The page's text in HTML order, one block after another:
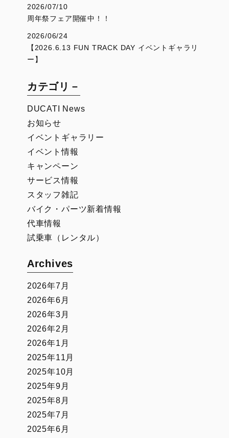
2026/07/10
周年祭フェア開催中！！
2026/06/24
【2026.6.13 FUN TRACK DAY イベントギャラリ
ー】
カテゴリ－
DUCATI News
お知らせ
イベントギャラリー
イベント情報
キャンペーン
サービス情報
スタッフ雑記
バイク・パーツ新着情報
代車情報
試乗車（レンタル）
Archives
2026年7月
2026年6月
2026年3月
2026年2月
2026年1月
2025年11月
2025年10月
2025年9月
2025年8月
2025年7月
2025年6月